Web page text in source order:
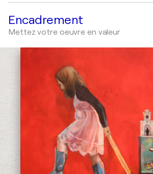
Encadrement
Mettez votre oeuvre en valeur